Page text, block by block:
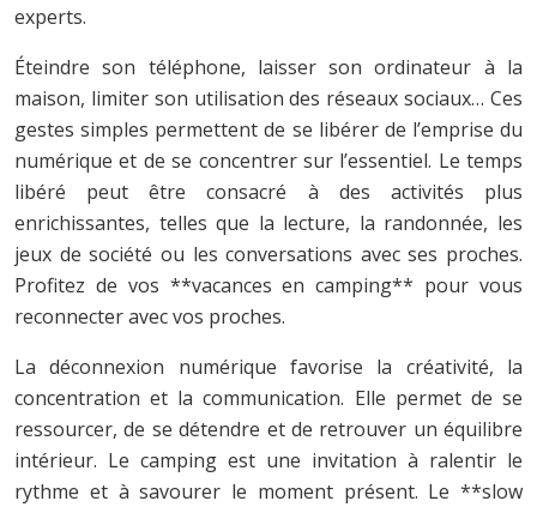
experts.
Éteindre son téléphone, laisser son ordinateur à la
maison, limiter son utilisation des réseaux sociaux… Ces
gestes simples permettent de se libérer de l’emprise du
numérique et de se concentrer sur l’essentiel. Le temps
libéré peut être consacré à des activités plus
enrichissantes, telles que la lecture, la randonnée, les
jeux de société ou les conversations avec ses proches.
Profitez de vos **vacances en camping** pour vous
reconnecter avec vos proches.
La déconnexion numérique favorise la créativité, la
concentration et la communication. Elle permet de se
ressourcer, de se détendre et de retrouver un équilibre
intérieur. Le camping est une invitation à ralentir le
rythme et à savourer le moment présent. Le **slow